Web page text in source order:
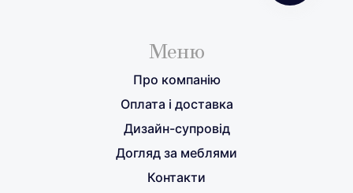
Меню
Про компанію
Оплата і доставка
Дизайн-супровід
Догляд за меблями
Контакти